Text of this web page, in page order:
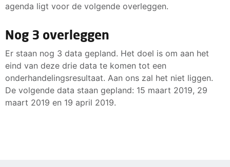
agenda ligt voor de volgende overleggen.
Nog 3 overleggen
Er staan nog 3 data gepland. Het doel is om aan het
eind van deze drie data te komen tot een
onderhandelingsresultaat. Aan ons zal het niet liggen.
De volgende data staan gepland: 15 maart 2019, 29
maart 2019 en 19 april 2019.